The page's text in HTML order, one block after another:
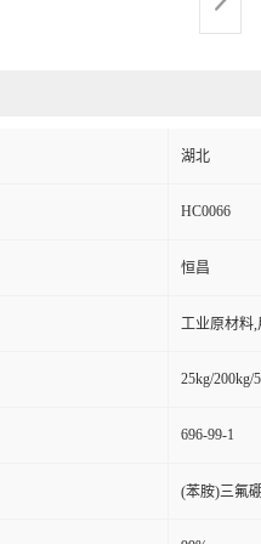
湖北
HC0066
恒昌
工业原材料
25kg/200kg/
696-99-1
(苯胺)三氟硼